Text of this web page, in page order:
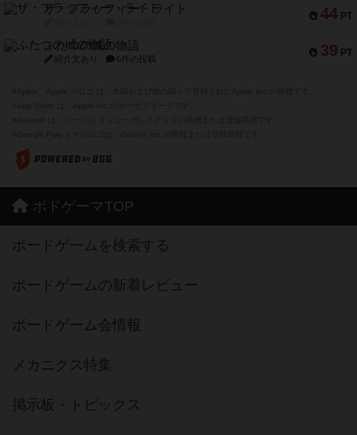
44 PT
ザ・フラッフィー・ライト
39 PT
ふたつの城の物語
紹介文あり 6件の投稿
ボドゲーマTOP
ボードゲームを検索する
ボードゲームの新着レビュー
ボードゲーム会情報
メカニクス特集
掲示板・トピックス